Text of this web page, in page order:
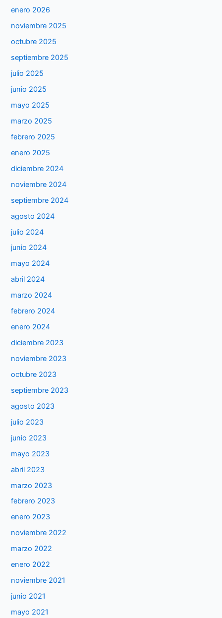
enero 2026
noviembre 2025
octubre 2025
septiembre 2025
julio 2025
junio 2025
mayo 2025
marzo 2025
febrero 2025
enero 2025
diciembre 2024
noviembre 2024
septiembre 2024
agosto 2024
julio 2024
junio 2024
mayo 2024
abril 2024
marzo 2024
febrero 2024
enero 2024
diciembre 2023
noviembre 2023
octubre 2023
septiembre 2023
agosto 2023
julio 2023
junio 2023
mayo 2023
abril 2023
marzo 2023
febrero 2023
enero 2023
noviembre 2022
marzo 2022
enero 2022
noviembre 2021
junio 2021
mayo 2021